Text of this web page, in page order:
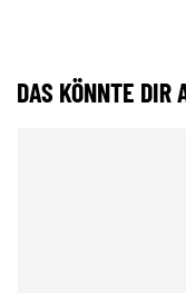
DAS KÖNNTE DIR